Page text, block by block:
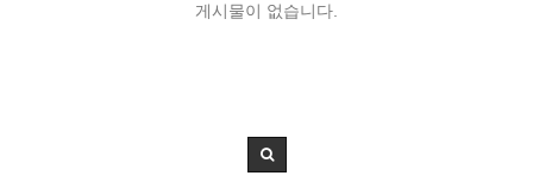
게시물이 없습니다.